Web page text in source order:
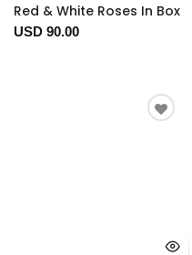
Red & White Roses In Box
USD 90.00